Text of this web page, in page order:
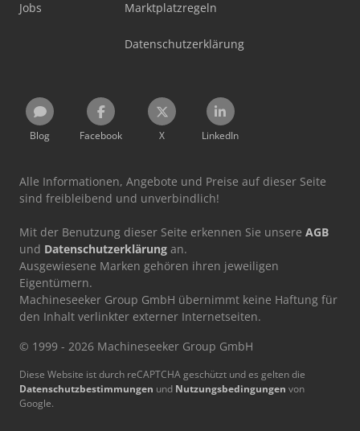
Jobs Marktplatzregeln
Datenschutzerklärung
Blog Facebook X LinkedIn
Alle Informationen, Angebote und Preise auf dieser Seite
sind freibleibend und unverbindlich!
Mit der Benutzung dieser Seite erkennen Sie unsere AGB
und Datenschutzerklärung an.
Ausgewiesene Marken gehören ihren jeweiligen
Eigentümern.
Machineseeker Group GmbH übernimmt keine Haftung für
den Inhalt verlinkter externer Internetseiten.
© 1999 - 2026 Machineseeker Group GmbH
Diese Website ist durch reCAPTCHA geschützt und es gelten die
Datenschutzbestimmungen und Nutzungsbedingungen von
Google.